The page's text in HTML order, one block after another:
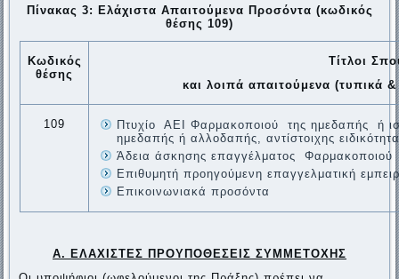
Πίνακας 3: Ελάχιστα Απαιτούμενα Προσόντα (κωδικός
θέσης 109)
Κωδικός
θέσης
Τίτλοι
και λοιπά απαιτούμενα (τυπικά
109
Πτυχίο ΑΕΙ Φαρμακοποιού της ημεδαπής ή
ημεδαπής ή αλλοδαπής, αντίστοιχης
Άδεια άσκησης επαγγέλματος Φαρμακοποιού
Επιθυμητή προηγούμενη επαγγελματική
Επικοινωνιακά προσόντα
Α. ΕΛΑΧΙΣΤΕΣ ΠΡΟΥΠΟΘΕΣΕΙΣ ΣΥΜΜΕΤΟΧΗΣ